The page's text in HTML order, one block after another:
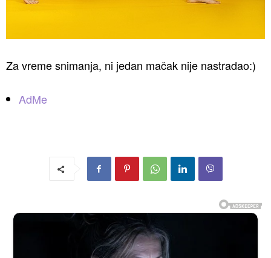
Za vreme snimanja, ni jedan mačak nije nastradao:)
AdMe